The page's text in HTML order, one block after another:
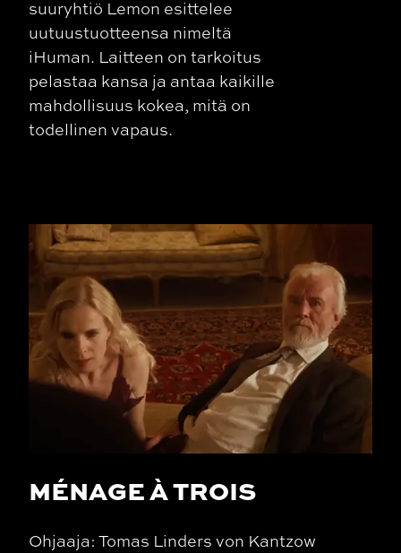
suuryhtiö Lemon esittelee
uutuustuotteensa nimeltä
iHuman. Laitteen on tarkoitus
pelastaa kansa ja antaa kaikille
mahdollisuus kokea, mitä on
todellinen vapaus.
MÉNAGE À TROIS
Ohjaaja: Tomas Linders von Kantzow